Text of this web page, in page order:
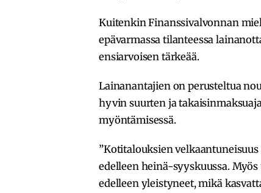
Kuitenkin Finanssivalvonnan
epävarmassa tilanteessa
ensiarvoisen tärkeää.
Lainanantajien on perusteltua
hyvin suurten ja
myöntämisessä.
”Kotitalouksien
edelleen heinä-syyskuussa.
edelleen yleistyneet, mikä